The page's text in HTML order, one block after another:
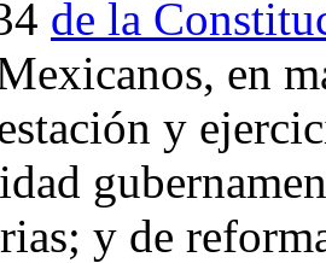
de la
en
y
y de